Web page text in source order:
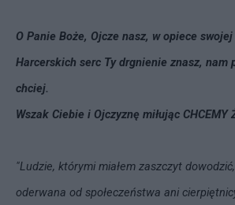
O Panie Boże, Ojcze nasz, w opiece
Harcerskich serc Ty drgnienie znasz, nam
chciej.
Wszak Ciebie i Ojczyznę miłując CHCEMY
"Ludzie, którymi miałem zaszczyt
oderwana od społeczeństwa ani